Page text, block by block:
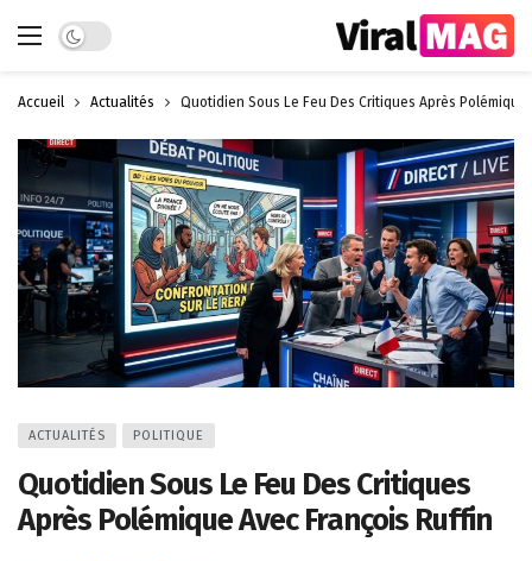
Dark mode
Accueil Actualités Quotidien Sous Le Feu Des Critiques Après
ACTUALITÉS POLITIQUE
Quotidien Sous Le Feu Des Critiques
Après Polémique Avec François Ruffin